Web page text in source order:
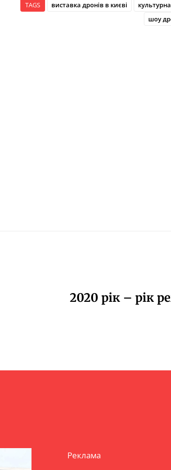
TAGS виставка дронів в києві
шоу
2020 рік – рік
Реклама